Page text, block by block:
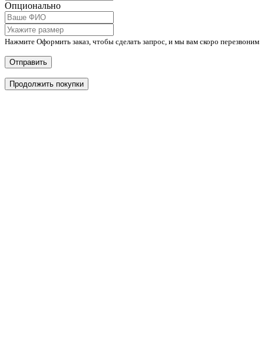
Опционально
Нажмите Оформить заказ, чтобы сделать запрос, и мы вам скоро перезвоним
Отправить
Продолжить покупки